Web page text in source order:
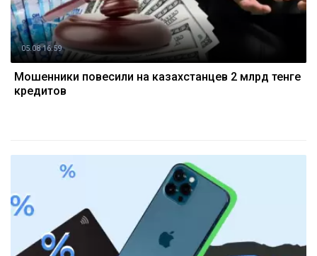
05.08 16:59
Мошенники повесили на казахстанцев 2 млрд тенге
кредитов